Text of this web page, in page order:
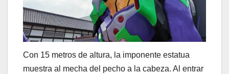
Con 15 metros de altura, la imponente estatua
muestra al mecha del pecho a la cabeza. Al entrar